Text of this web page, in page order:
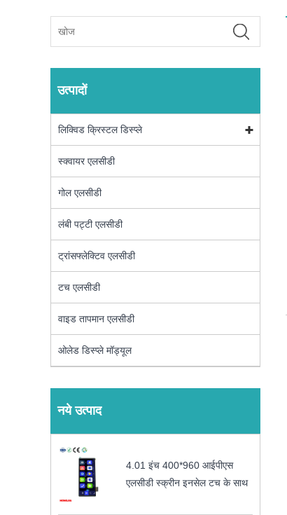
उत्पादों
लिक्विड क्रिस्टल डिस्प्ले
स्क्वायर एलसीडी
गोल एलसीडी
लंबी पट्टी एलसीडी
ट्रांसफ्लेक्टिव एलसीडी
टच एलसीडी
वाइड तापमान एलसीडी
ओलेड डिस्प्ले मॉड्यूल
नये उत्पाद
4.01 इंच 400*960 आईपीएस
एलसीडी स्क्रीन इनसेल टच के साथ